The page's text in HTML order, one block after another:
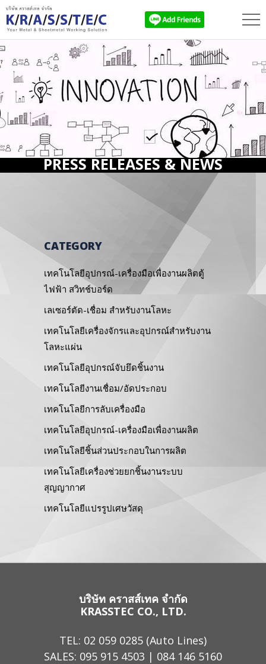
PRESS RELEASES & NEWS
CATEGORY
เทคโนโลยีอุปกรณ์-เครื่องมือเพื่องานผลิตตู้
ไฟฟ้า สวิทช์บอร์ด
เลเซอร์ตัด-เชื่อม สำหรับงานโลหะ
เทคโนโลยีเครื่องจักรและอุปกรณ์สำหรับงาน
โลหะแผ่น
เทคโนโลยีอุปกรณ์จับยึดชิ้นงาน
เทคโนโลยีงานเชื่อม/อัดประกอบ
เทคโนโลยีการลับเครื่องมือ
เทคโนโลยีอุปกรณ์-เครื่องมือเพื่องานผลิต
เทคโนโลยีชิ้นส่วนประกอบในการผลิต
เทคโนโลยีเครื่องช่วยยกชิ้นงานระบบ
สุญญากาศ
เทคโนโลยีแปรรูปเศษวัสดุ
บริษัท คราสส์เทค จำกัด
KRASSTEC CO., LTD.
TEL: 02 059 0285 (Auto Lines)
SALES: 095 915 4503 | 084 146 5160